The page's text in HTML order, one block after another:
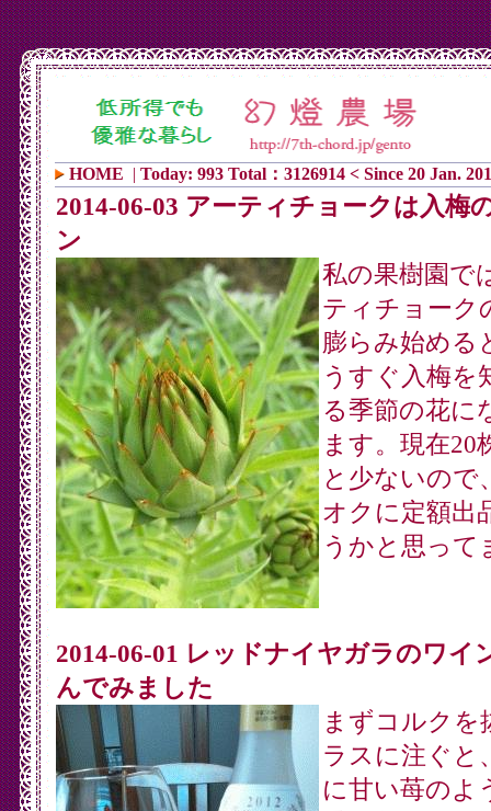
HOME | Today: 993 Total：3126914 < Since 20 Jan.
2014-06-03 アーティチョークは入梅
ン
私の果樹園で
ティチョーク
膨らみ始める
うすぐ入梅を
る季節の花に
ます。現在20
と少ないので
オクに定額出
うかと思って
2014-06-01 レッドナイヤガラのワイ
んでみました
まずコルクを
ラスに注ぐと
に甘い苺のよ